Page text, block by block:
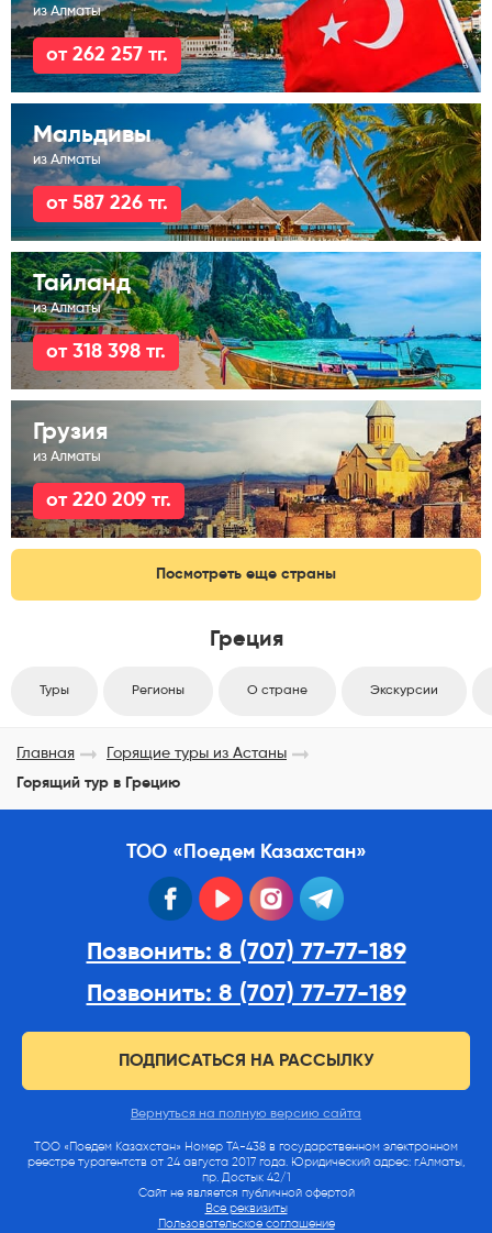
из Алматы
от 262 257 тг.
Мальдивы
из Алматы
от 587 226 тг.
Тайланд
из Алматы
от 318 398 тг.
Грузия
из Алматы
от 220 209 тг.
Посмотреть еще страны
Греция
Туры Регионы О стране Экскурсии
Главная
Горящие туры из Астаны
Горящий тур в Грецию
ТОО «Поедем Казахстан»
facebook youtube instagram
Позвонить: 8 (707) 77-77-189
Позвонить: 8 (707) 77-77-189
ПОДПИСАТЬСЯ НА РАССЫЛКУ
Вернуться на полную версию сайта
ТОО «Поедем Казахстан» Номер ТА-438 в государственном электронном
реестре турагентств от 24 августа 2017 года. Юридический адрес: г.Алматы,
пр. Достык 42/1
Сайт не является публичной офертой
Все реквизиты
Пользовательское соглашение